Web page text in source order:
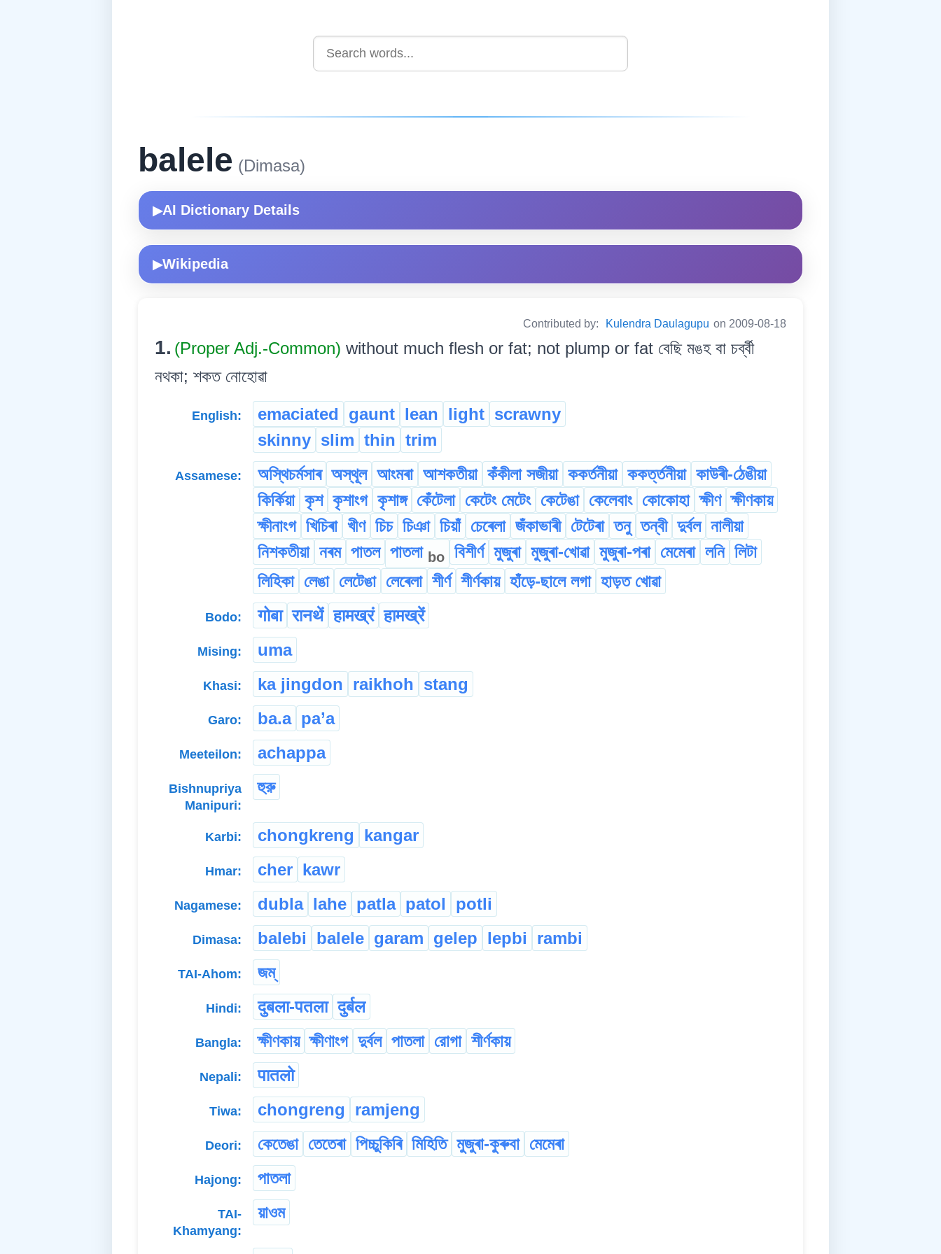
balele (Dimasa)
▶AI Dictionary Details
▶Wikipedia
Contributed by: Kulendra Daulagupu on 2009-08-18
1. (Proper Adj.-Common) without much flesh or fat; not plump or fat বেছি মঙহ বা চৰ্ব্বী
নথকা; শকত নোহোৱা
English: emaciated gaunt lean light scrawny
skinny slim thin trim
Assamese: অস্থিচৰ্মসাৰ অস্থূল আংমৰা আশকতীয়া কঁকীলা সজীয়া ককৰ্তনীয়া ককৰ্ত্তনীয়া কাউৰী-ঠেঙীয়া
কিৰ্কিয়া কৃশ কৃশাংগ কৃশাঙ্গ কেঁটেলা কেটেং মেটেং কেটেঙা কেলেবাং কোকোহা ক্ষীণ ক্ষীণকায়
ক্ষীনাংগ খিচিৰা খীণ চিচ চিঞা চিয়াঁ চেৰেলা জঁকাভাৰী টেটেৰা তনু তন্বী দুৰ্বল নালীয়া
নিশকতীয়া নৰম পাতল পাতলা bo বিশীৰ্ণ মুজুৰা মুজুৰা-খোৱা মুজুৰা-পৰা মেমেৰা লনি লিটা
লিহিকা লেঙা লেটেঙা লেৰেলা শীৰ্ণ শীৰ্ণকায় হাঁড়ে-ছালে লগা হাড়ত খোৱা
Bodo: गोबा रानथें हामख्रं हामख्रें
Mising: uma
Khasi: ka jingdon raikhoh stang
Garo: ba.a pa’a
Meeteilon: achappa
Bishnupriya
Manipuri:
হুরু
Karbi: chongkreng kangar
Hmar: cher kawr
Nagamese: dubla lahe patla patol potli
Dimasa: balebi balele garam gelep lepbi rambi
TAI-Ahom: জম্
Hindi: दुबला-पतला दुर्बल
Bangla: ক্ষীণকায় ক্ষীণাংগ দুর্বল পাতলা রোগা শীর্ণকায়
Nepali: पातलो
Tiwa: chongreng ramjeng
Deori: কেতেঙা তেতেৰা পিচ্চুকিৰি মিহিতি মুজুৰা-কুৰুবা মেমেৰা
Hajong: পাতলা
TAI-
Khamyang:
য়াওম